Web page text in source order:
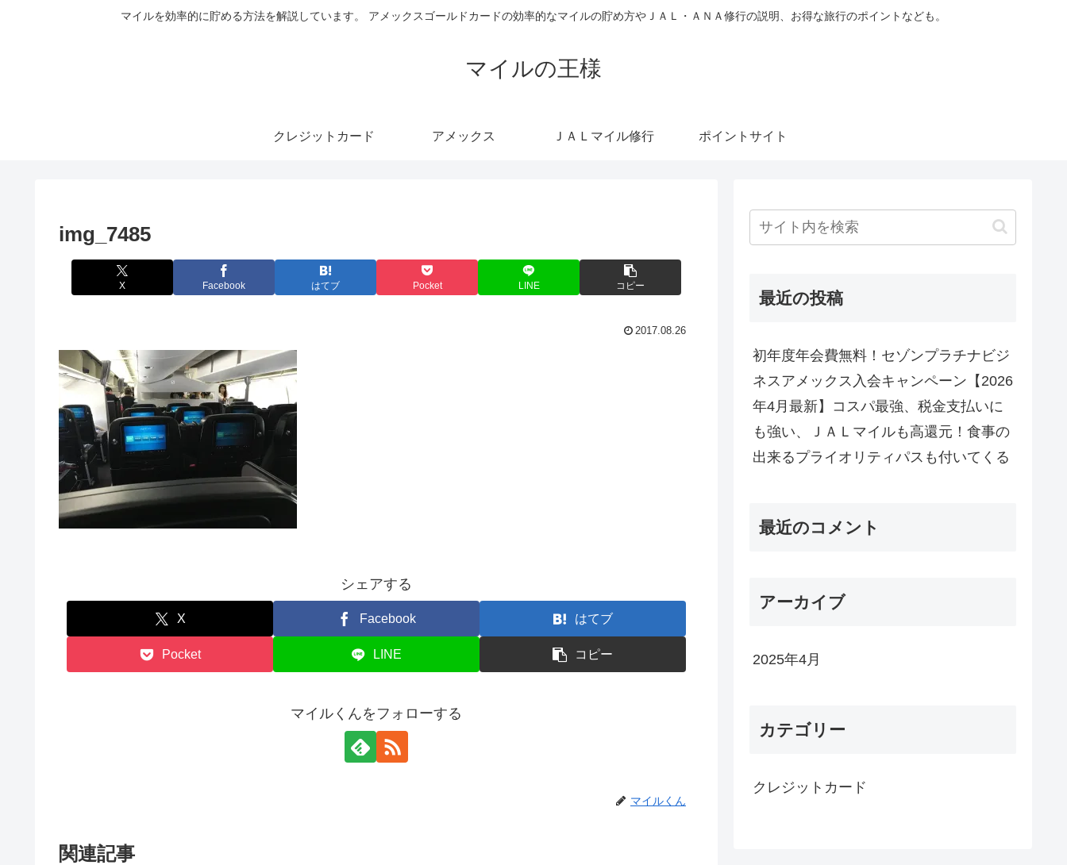
マイルを効率的に貯める方法を解説しています。 アメックスゴールドカードの効率的なマイルの貯め方やＪＡＬ・ＡＮＡ修行の説明、お得な旅行のポイントなども。
マイルの王様
クレジットカード アメックス ＪＡＬマイル修行 ポイントサイト
img_7485
X Facebook はてブ Pocket LINE コピー
2017.08.26
シェアする
X Facebook はてブ
Pocket LINE コピー
マイルくんをフォローする
マイルくん
関連記事
最近の投稿
初年度年会費無料！セゾンプラチナビジ
ネスアメックス入会キャンペーン【2026
年4月最新】コスパ最強、税金支払いに
も強い、ＪＡＬマイルも高還元！食事の
出来るプライオリティパスも付いてくる
最近のコメント
アーカイブ
2025年4月
カテゴリー
クレジットカード